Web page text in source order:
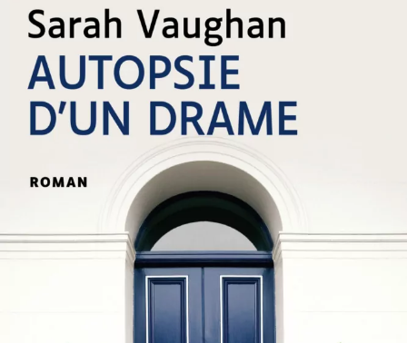
Autopsie d’un drame
Sarah Vaughan